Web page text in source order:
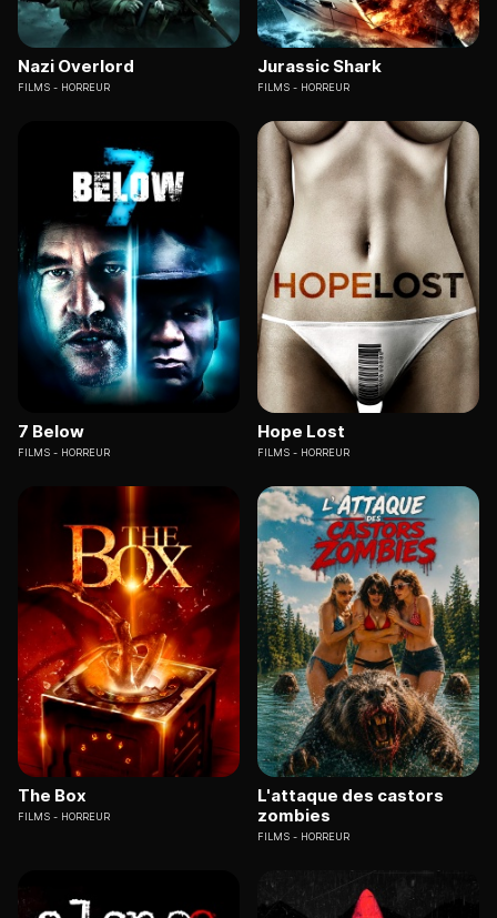
Nazi Overlord
FILMS HORREUR
Jurassic Shark
FILMS HORREUR
7 Below
FILMS HORREUR
Hope Lost
FILMS HORREUR
The Box
FILMS HORREUR
L'attaque des castors
zombies
FILMS HORREUR